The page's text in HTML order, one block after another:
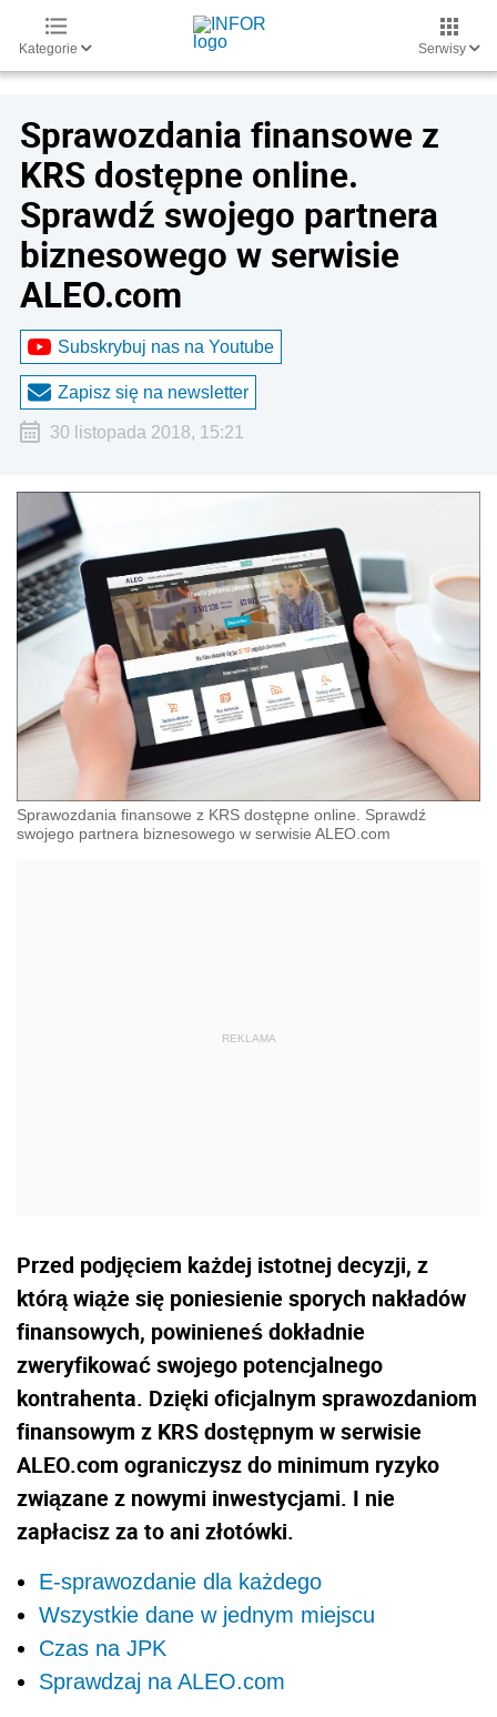
Kategorie Serwisy
Sprawozdania finansowe z
KRS dostępne online.
Sprawdź swojego partnera
biznesowego w serwisie
ALEO.com
Subskrybuj nas na Youtube
Zapisz się na newsletter
30 listopada 2018, 15:21
Sprawozdania finansowe z KRS dostępne online. Sprawdź
swojego partnera biznesowego w serwisie ALEO.com
Przed podjęciem każdej istotnej decyzji, z
którą wiąże się poniesienie sporych nakładów
finansowych, powinieneś dokładnie
zweryfikować swojego potencjalnego
kontrahenta. Dzięki oficjalnym sprawozdaniom
finansowym z KRS dostępnym w serwisie
ALEO.com ograniczysz do minimum ryzyko
związane z nowymi inwestycjami. I nie
zapłacisz za to ani złotówki.
E-sprawozdanie dla każdego
Wszystkie dane w jednym miejscu
Czas na JPK
Sprawdzaj na ALEO.com